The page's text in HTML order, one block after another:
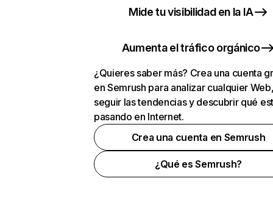
Mide tu visibilidad en la IA
Aumenta el tráfico orgánico
¿Quieres saber más? Crea una cuenta
en Semrush para analizar cualquier
seguir las tendencias y descubrir qué
pasando en Internet.
Crea una cuenta en Semrush
¿Qué es Semrush?